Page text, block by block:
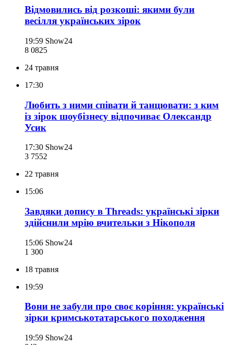
Відмовились від розкоші: якими були
весілля українських зірок
19:59 Show24
8 0825
24 травня
17:30
Любить з ними співати й танцювати: з ким
із зірок шоубізнесу відпочиває Олександр
Усик
17:30 Show24
3 7552
22 травня
15:06
Завдяки допису в Threads: українські зірки
здійснили мрію вчительки з Нікополя
15:06 Show24
1 300
18 травня
19:59
Вони не забули про своє коріння: українські
зірки кримськотатарського походження
19:59 Show24